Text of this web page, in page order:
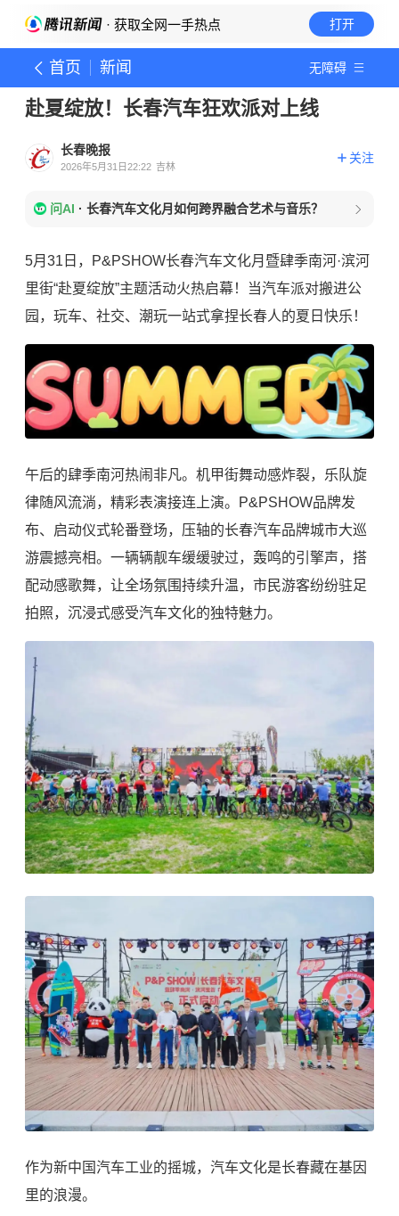
· 获取全网一手热点 打开
首页 新闻 无障碍
赴夏绽放！长春汽车狂欢派对上线
长春晚报
2026年5月31日22:22 吉林
关注
问AI · 长春汽车文化月如何跨界融合艺术与音乐？
5月31日，P&PSHOW长春汽车文化月暨肆季南河·滨河
里街“赴夏绽放”主题活动火热启幕！当汽车派对搬进公
园，玩车、社交、潮玩一站式拿捏长春人的夏日快乐！
午后的肆季南河热闹非凡。机甲街舞动感炸裂，乐队旋
律随风流淌，精彩表演接连上演。P&PSHOW品牌发
布、启动仪式轮番登场，压轴的长春汽车品牌城市大巡
游震撼亮相。一辆辆靓车缓缓驶过，轰鸣的引擎声，搭
配动感歌舞，让全场氛围持续升温，市民游客纷纷驻足
拍照，沉浸式感受汽车文化的独特魅力。
作为新中国汽车工业的摇城，汽车文化是长春藏在基因
里的浪漫。